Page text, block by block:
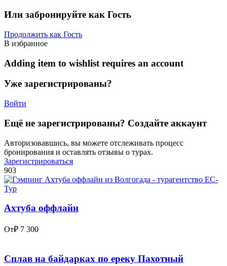
Или забронируйте как Гость
Продолжить как Гость
В избранное
Adding item to wishlist requires an account
Уже зарегистрированы?
Войти
Ещё не зарегистрированы? Создайте аккаунт
Авторизовавшись, вы можете отслеживать процесс
бронирования и оставлять отзывы о турах.
Зарегистрироваться
903
Ахтуба оффлайн
От₽ 7 300
Сплав на байдарках по ереку Пахотный